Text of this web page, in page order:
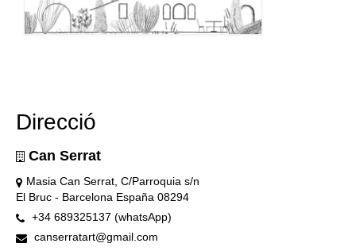
Direcció
Can Serrat
Masia Can Serrat, C/Parroquia s/n
El Bruc - Barcelona España 08294
+34 689325137 (whatsApp)
canserratart@gmail.com